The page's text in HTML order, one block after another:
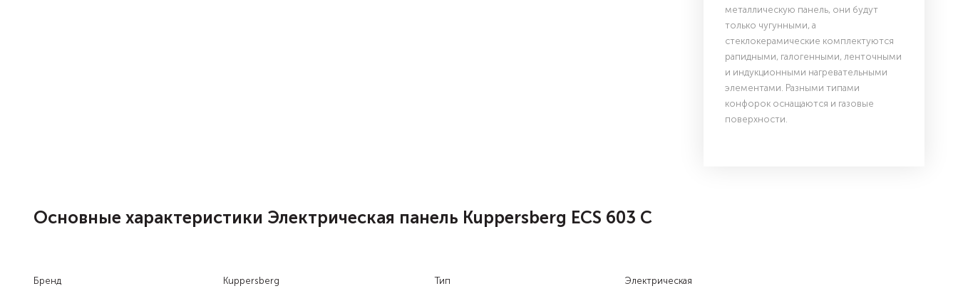
металлическую панель, они будут
только чугунными, а
стеклокерамические комплектуются
рапидными, галогенными, ленточными
и индукционными нагревательными
элементами. Разными типами
конфорок оснащаются и газовые
поверхности.
Основные характеристики Электрическая панель Kuppersberg ECS 603 C
Бренд Kuppersberg Тип Электрическая